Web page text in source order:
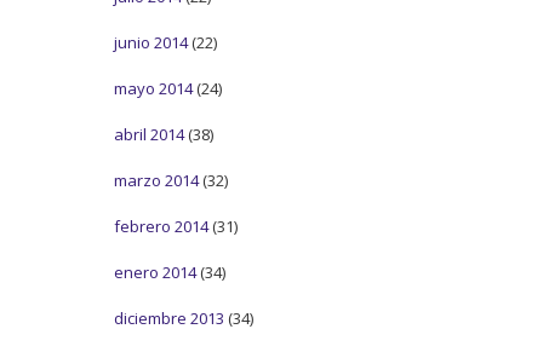
junio 2014(22)
mayo 2014(24)
abril 2014(38)
marzo 2014(32)
febrero 2014(31)
enero 2014(34)
diciembre 2013 (34)